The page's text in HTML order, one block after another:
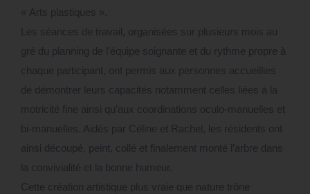
« Arts plastiques ».
Les séances de travail, organisées sur plusieurs mois au
gré du planning de l’équipe soignante et du rythme propre à
chaque participant, ont permis aux personnes accueillies
de démontrer leurs capacités notamment celles liées à la
motricité fine ainsi qu’aux coordinations oculo-manuelles et
bi-manuelles. Aidés par Céline et Rachel, les résidents ont
ainsi découpé, peint, collé et finalement monté l’arbre dans
la convivialité et la bonne humeur.
Cette création artistique plus vraie que nature trône